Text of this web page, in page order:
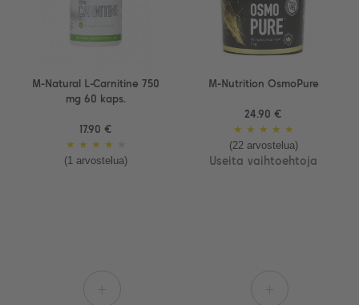
M-Natural L-Carnitine 750
mg 60 kaps.
17.90 €
★ ★ ★ ★
(1 arvostelua)
M-Nutrition OsmoPure
24.90 €
★ ★ ★ ★ ★
(22 arvostelua)
Useita vaihtoehtoja